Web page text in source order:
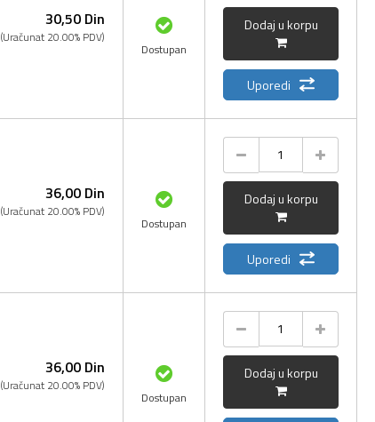
30,50 Din
(Uračunat 20.00% PDV)
Dostupan
Dodaj u korpu
Uporedi
36,00 Din
(Uračunat 20.00% PDV)
Dostupan
Dodaj u korpu
Uporedi
36,00 Din
(Uračunat 20.00% PDV)
Dostupan
Dodaj u korpu